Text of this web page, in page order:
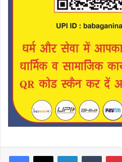
LinkedInTumblr